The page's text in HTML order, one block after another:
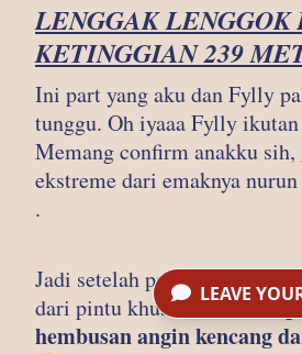
LENGGAK LENGGOK
KETINGGIAN 239
Ini part yang aku dan Fylly
tunggu. Oh iyaaa Fylly
Memang confirm anakku sih,
ekstreme dari emaknya
.
Jadi setelah pasang safety
dari pintu khusus, daaan
hembusan angin kencang
LEAVE